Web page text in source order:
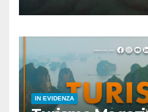
IN EVIDENZA